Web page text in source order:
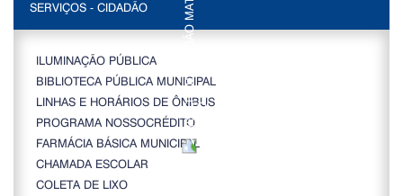
SERVIÇOS - CIDADÃO
ILUMINAÇÃO PÚBLICA
BIBLIOTECA PÚBLICA MUNICIPAL
LINHAS E HORÁRIOS DE ÔNIBUS
PROGRAMA NOSSOCRÉDITO
FARMÁCIA BÁSICA MUNICIPAL
CHAMADA ESCOLAR
COLETA DE LIXO